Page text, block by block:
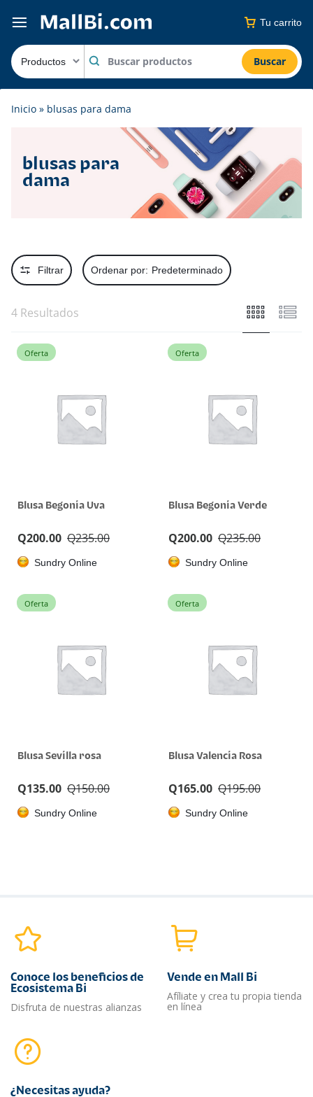
Tu carrito
Buscar
Inicio » blusas para dama
blusas para
dama
Filtrar Ordenar por: Predeterminado
4 Resultados
Oferta
Blusa Begonia Uva
Q235.00
Q200.00
Sundry Online
Oferta
Blusa Begonia Verde
Q235.00
Q200.00
Sundry Online
Oferta
Blusa Sevilla rosa
Q150.00
Q135.00
Sundry Online
Oferta
Blusa Valencia Rosa
Q195.00
Q165.00
Sundry Online
Conoce los beneficios de
Ecosistema Bi
Disfruta de nuestras alianzas
Vende en Mall Bi
Afíliate y crea tu propia tienda
en línea
¿Necesitas ayuda?​